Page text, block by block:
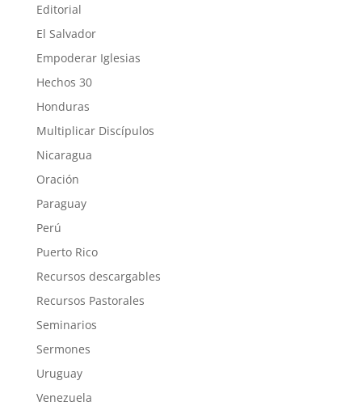
Editorial
El Salvador
Empoderar Iglesias
Hechos 30
Honduras
Multiplicar Discípulos
Nicaragua
Oración
Paraguay
Perú
Puerto Rico
Recursos descargables
Recursos Pastorales
Seminarios
Sermones
Uruguay
Venezuela